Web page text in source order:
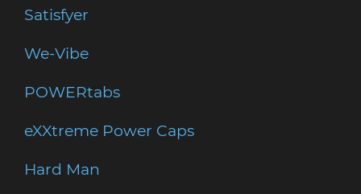
Satisfyer
We-Vibe
POWERtabs
eXXtreme Power Caps
Hard Man